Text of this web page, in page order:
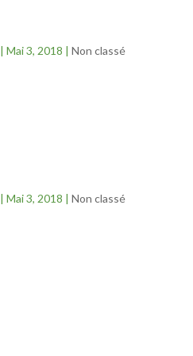
|Mai 3, 2018 |Non classé
|Mai 3, 2018 |Non classé